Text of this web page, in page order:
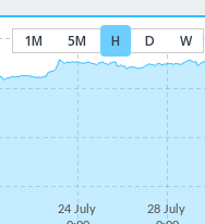
1M 5M H D W
24 July
28 July